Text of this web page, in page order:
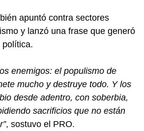
apuntó contra sectores
y lanzó una frase que generó
política.
enemigos: el populismo de
mucho y destruye todo. Y los
desde adentro, con soberbia,
sacrificios que no están
, sostuvo el PRO.